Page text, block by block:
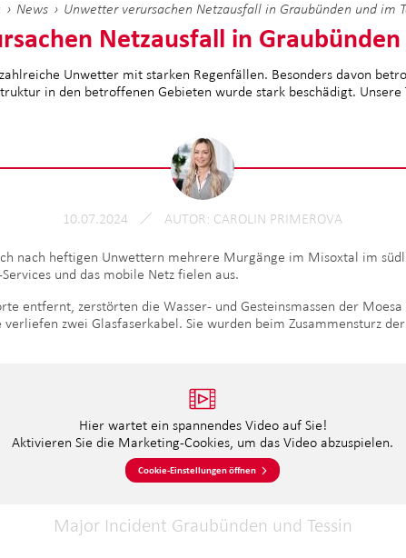
News Unwetter verursachen Netzausfall in Graubünden und im
Netzausfall in Graubünden
Unwetter mit starken Regenfällen. Besonders davon
in den betroffenen Gebieten wurde stark beschädigt.
10.07.2024 AUTOR CAROLIN PRIMEROVA
nach heftigen Unwettern mehrere Murgänge im Misoxtal im
und das mobile Netz fielen aus.
entfernt, zerstörten die Wasser- und Gesteinsmassen der
zwei Glasfaserkabel. Sie wurden beim Zusammensturz
Hier wartet ein spannendes Video auf Sie!
Aktivieren Sie die Marketing-Cookies, um das Video abzuspielen.
Cookie-Einstellungen öffnen
Major Incident Graubünden und Tessin